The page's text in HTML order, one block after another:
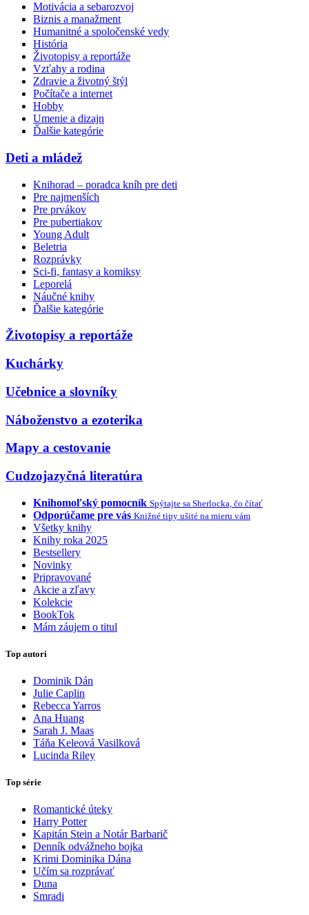
Motivácia a sebarozvoj
Biznis a manažment
Humanitné a spoločenské vedy
História
Životopisy a reportáže
Vzťahy a rodina
Zdravie a životný štýl
Počítače a internet
Hobby
Umenie a dizajn
Ďalšie kategórie
Deti a mládež
Knihorad – poradca kníh pre deti
Pre najmenších
Pre prvákov
Pre pubertiakov
Young Adult
Beletria
Rozprávky
Sci-fi, fantasy a komiksy
Leporelá
Náučné knihy
Ďalšie kategórie
Životopisy a reportáže
Kuchárky
Učebnice a slovníky
Náboženstvo a ezoterika
Mapy a cestovanie
Cudzojazyčná literatúra
Knihomoľský pomocník Spýtajte sa Sherlocka, čo čítať
Odporúčame pre vás Knižné tipy ušité na mieru vám
Všetky knihy
Knihy roka 2025
Bestsellery
Novinky
Pripravované
Akcie a zľavy
Kolekcie
BookTok
Mám záujem o titul
Top autori
Dominik Dán
Julie Caplin
Rebecca Yarros
Ana Huang
Sarah J. Maas
Táňa Keleová Vasilková
Lucinda Riley
Top série
Romantické úteky
Harry Potter
Kapitán Stein a Notár Barbarič
Denník odvážneho bojka
Krimi Dominika Dána
Učím sa rozprávať
Duna
Smradi